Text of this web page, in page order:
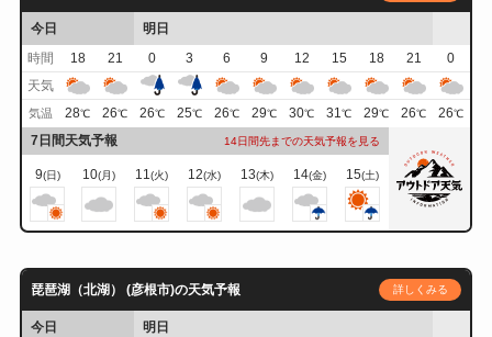
今日
明日
時間
18 21 0 3 6 9 12 15 18 21
0
天気
気温 28℃ 26℃ 26℃ 25℃ 26℃ 29℃ 30℃ 31℃ 29℃ 26℃ 26℃
7日間天気予報 14日間先までの天気予報を見る
9(日) 10(月) 11(火) 12(水) 13(木) 14(金) 15(土)
琵琶湖（北湖） (彦根市)の天気予報 詳しくみる
今日
明日